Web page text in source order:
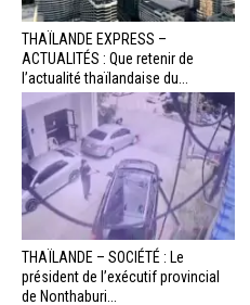
THAÏLANDE EXPRESS –
ACTUALITÉS : Que retenir de
l’actualité thaïlandaise du...
THAÏLANDE – SOCIÉTÉ : Le
président de l’exécutif provincial
de Nonthaburi...